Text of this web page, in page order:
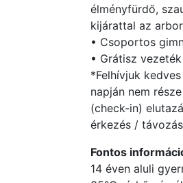
élményfürdő,
kijárattal az
• Csoportos
• Grátisz
*Felhívjuk
napján nem
(check-in)
érkezés /
Fontos
14 éven aluli